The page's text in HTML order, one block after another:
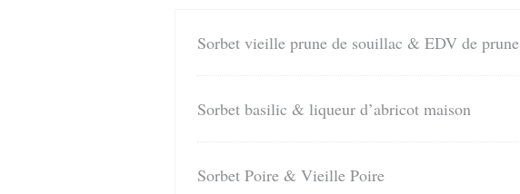
Sorbet vieille prune de souillac & EDV de prune
Sorbet basilic & liqueur d’abricot maison
Sorbet Poire & Vieille Poire